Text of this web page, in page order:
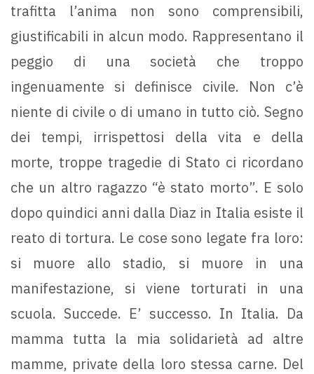
trafitta l’anima non sono comprensibili,
giustificabili in alcun modo. Rappresentano il
peggio di una società che troppo
ingenuamente si definisce civile. Non c’è
niente di civile o di umano in tutto ciò. Segno
dei tempi, irrispettosi della vita e della
morte, troppe tragedie di Stato ci ricordano
che un altro ragazzo “è stato morto”. E solo
dopo quindici anni dalla Diaz in Italia esiste il
reato di tortura. Le cose sono legate fra loro:
si muore allo stadio, si muore in una
manifestazione, si viene torturati in una
scuola. Succede. E’ successo. In Italia. Da
mamma tutta la mia solidarietà ad altre
mamme, private della loro stessa carne. Del